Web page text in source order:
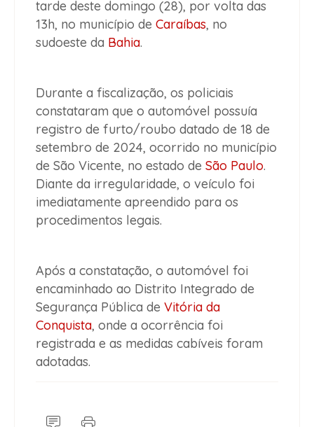
tarde deste domingo (28), por volta das
13h, no município de Caraíbas, no
sudoeste da Bahia.
Durante a fiscalização, os policiais
constataram que o automóvel possuía
registro de furto/roubo datado de 18 de
setembro de 2024, ocorrido no município
de São Vicente, no estado de São Paulo.
Diante da irregularidade, o veículo foi
imediatamente apreendido para os
procedimentos legais.
Após a constatação, o automóvel foi
encaminhado ao Distrito Integrado de
Segurança Pública de Vitória da
Conquista, onde a ocorrência foi
registrada e as medidas cabíveis foram
adotadas.